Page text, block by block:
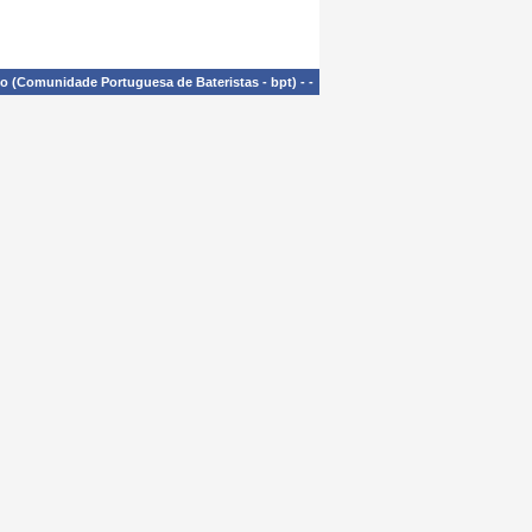
(Comunidade Portuguesa de Bateristas - bpt) - -